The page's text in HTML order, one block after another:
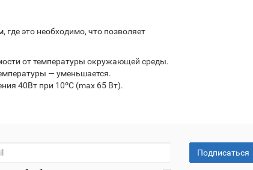
это необходимо, что позволяет
от температуры окружающей среды.
— уменьшается.
40Вт при 10ºC (max 65 Вт).
Подписаться